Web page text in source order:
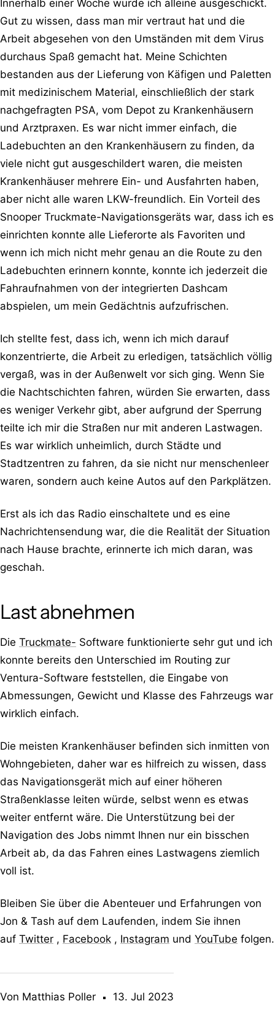
Von Matthias Poller 13. Jul 2023
Innerhalb einer Woche wurde ich alleine ausgeschickt.
Gut zu wissen, dass man mir vertraut hat und die
Arbeit abgesehen von den Umständen mit dem Virus
durchaus Spaß gemacht hat. Meine Schichten
bestanden aus der Lieferung von Käfigen und Paletten
mit medizinischem Material, einschließlich der stark
nachgefragten PSA, vom Depot zu Krankenhäusern
und Arztpraxen. Es war nicht immer einfach, die
Ladebuchten an den Krankenhäusern zu finden, da
viele nicht gut ausgeschildert waren, die meisten
Krankenhäuser mehrere Ein- und Ausfahrten haben,
aber nicht alle waren LKW-freundlich. Ein Vorteil des
Snooper Truckmate-Navigationsgeräts war, dass ich es
einrichten konnte alle Lieferorte als Favoriten und
wenn ich mich nicht mehr genau an die Route zu den
Ladebuchten erinnern konnte, konnte ich jederzeit die
Fahraufnahmen von der integrierten Dashcam
abspielen, um mein Gedächtnis aufzufrischen.
Ich stellte fest, dass ich, wenn ich mich darauf
konzentrierte, die Arbeit zu erledigen, tatsächlich völlig
vergaß, was in der Außenwelt vor sich ging. Wenn Sie
die Nachtschichten fahren, würden Sie erwarten, dass
es weniger Verkehr gibt, aber aufgrund der Sperrung
teilte ich mir die Straßen nur mit anderen Lastwagen.
Es war wirklich unheimlich, durch Städte und
Stadtzentren zu fahren, da sie nicht nur menschenleer
waren, sondern auch keine Autos auf den Parkplätzen.
Erst als ich das Radio einschaltete und es eine
Nachrichtensendung war, die die Realität der Situation
nach Hause brachte, erinnerte ich mich daran, was
geschah.
Last abnehmen
Die Truckmate- Software funktionierte sehr gut und ich
konnte bereits den Unterschied im Routing zur
Ventura-Software feststellen, die Eingabe von
Abmessungen, Gewicht und Klasse des Fahrzeugs war
wirklich einfach.
Die meisten Krankenhäuser befinden sich inmitten von
Wohngebieten, daher war es hilfreich zu wissen, dass
das Navigationsgerät mich auf einer höheren
Straßenklasse leiten würde, selbst wenn es etwas
weiter entfernt wäre. Die Unterstützung bei der
Navigation des Jobs nimmt Ihnen nur ein bisschen
Arbeit ab, da das Fahren eines Lastwagens ziemlich
voll ist.
Bleiben Sie über die Abenteuer und Erfahrungen von
Jon & Tash auf dem Laufenden, indem Sie ihnen
auf Twitter , Facebook , Instagram und YouTube folgen.